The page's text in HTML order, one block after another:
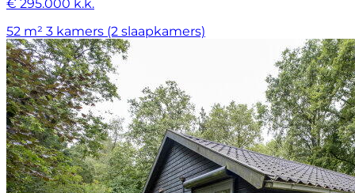
€ 295.000 k.k.
52 m² 3 kamers (2 slaapkamers)